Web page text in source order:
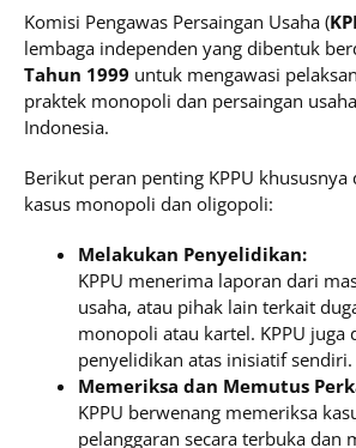
Komisi Pengawas Persaingan Usaha (
lembaga independen yang dibentuk
Tahun 1999 untuk mengawasi
praktek monopoli dan persaingan
Indonesia.
Berikut peran penting KPPU khususnya
kasus monopoli dan oligopoli:
Melakukan Penyelidikan:
KPPU menerima laporan dari
usaha, atau pihak lain terkait
monopoli atau kartel. KPPU juga
penyelidikan atas inisiatif sendiri.
Memeriksa dan Memutus
KPPU berwenang memeriksa
pelanggaran secara terbuka dan